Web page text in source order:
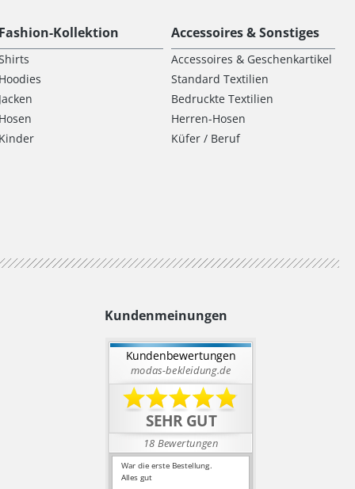
Kollektion Accessoires & Sonstiges
Accessoires & Geschenkartikel
Standard Textilien
Bedruckte Textilien
Herren-Hosen
Küfer / Beruf
Kundenmeinungen